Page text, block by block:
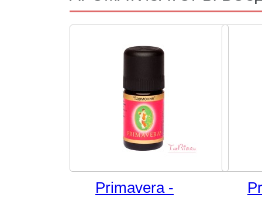
Primavera -